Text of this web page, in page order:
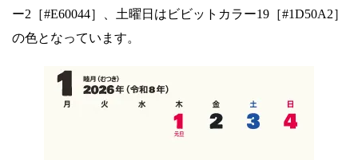
ー2［#E60044］、土曜日はビビットカラー19［#1D50A2］
の色となっています。